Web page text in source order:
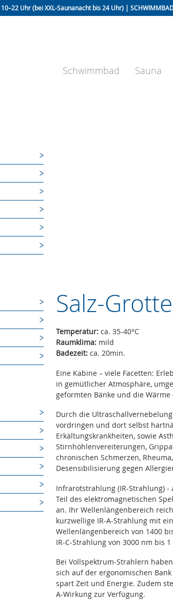
10–22 Uhr (bei XXL-Saunanacht bis 24 Uhr) | SCHWIMM
Schwimmbad Sauna
Salz-Grotte
Temperatur: ca. 35-40°C
Raumklima: mild
Badezeit: ca. 20min.
Eine Kabine – viele Facetten:
in gemütlicher Atmosphäre,
geformten Bänke und die
Durch die
vordringen und dort selbst
Erkältungskrankheiten, sowie
Stirnhöhlenvereiterungen,
chronischen Schmerzen,
Desensibilisierung gegen
Infrarotstrahlung (IR-Strahlung)
Teil des elektromagnetischen
an. Ihr Wellenlängenbereich
kurzwellige IR-A-Strahlung mit
Wellenlängenbereich von 1400
IR-C-Strahlung von 3000 nm bis 1
Bei Vollspektrum-Strahlern
sich auf der ergonomischen
spart Zeit und Energie. Zudem
A-Wirkung zur Verfügung.